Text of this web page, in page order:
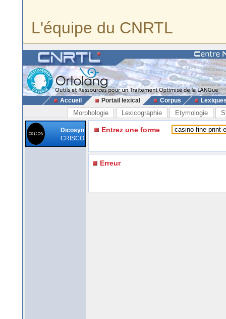
L'équipe du CNRTL
Accueil Portail lexical Corpus
Morphologie Lexicographie Etymologie
Dicosyn
CRISCO
Entrez une forme
Erreur